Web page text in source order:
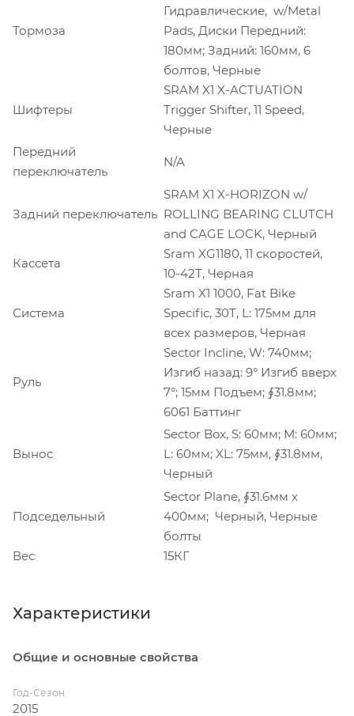
Тормоза
Гидравлические, w/Metal
Pads, Диски Передний:
180мм; Задний: 160мм, 6
болтов, Черные
Шифтеры
SRAM X1 X-ACTUATION
Trigger Shifter, 11 Speed,
Черные
Передний
переключатель
N/A
Задний переключатель
SRAM X1 X-HORIZON w/
ROLLING BEARING CLUTCH
and CAGE LOCK, Черный
Кассета
Sram XG1180, 11 скоростей,
10-42T, Черная
Система
Sram X1 1000, Fat Bike
Specific, 30T, L: 175мм для
всех размеров, Черная
Руль
Sector Incline, W: 740мм;
Изгиб назад: 9° Изгиб вверх
7°; 15мм Подъем; ∮31.8мм;
6061 Баттинг
Вынос
Sector Box, S: 60мм; M: 60мм;
L: 60мм; XL: 75мм, ∮31.8мм,
Черный
Подседельный
Sector Plane, ∮31.6мм x
400мм; Черный, Черные
болты
Вес
15КГ
Характеристики
Общие и основные свойства
Год-Сезон
2015